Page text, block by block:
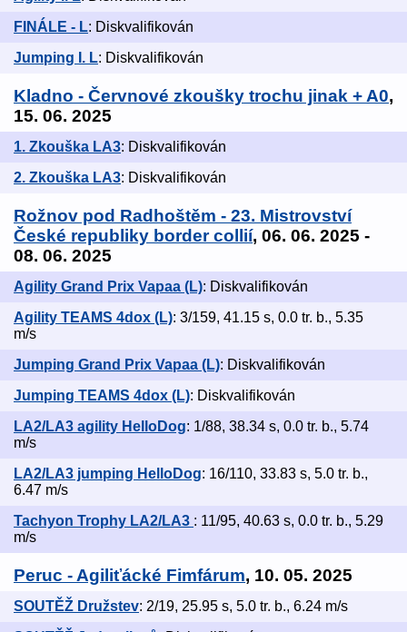
FINÁLE - L: Diskvalifikován
Jumping I. L: Diskvalifikován
Kladno - Červnové zkoušky trochu jinak + A0,
15. 06. 2025
1. Zkouška LA3: Diskvalifikován
2. Zkouška LA3: Diskvalifikován
Rožnov pod Radhoštěm - 23. Mistrovství
České republiky border collií, 06. 06. 2025 -
08. 06. 2025
Agility Grand Prix Vapaa (L): Diskvalifikován
Agility TEAMS 4dox (L): 3/159, 41.15 s, 0.0 tr. b., 5.35
m/s
Jumping Grand Prix Vapaa (L): Diskvalifikován
Jumping TEAMS 4dox (L): Diskvalifikován
LA2/LA3 agility HelloDog: 1/88, 38.34 s, 0.0 tr. b., 5.74
m/s
LA2/LA3 jumping HelloDog: 16/110, 33.83 s, 5.0 tr. b.,
6.47 m/s
Tachyon Trophy LA2/LA3 : 11/95, 40.63 s, 0.0 tr. b., 5.29
m/s
Peruc - Agiliťácké Fimfárum, 10. 05. 2025
SOUTĚŽ Družstev: 2/19, 25.95 s, 5.0 tr. b., 6.24 m/s